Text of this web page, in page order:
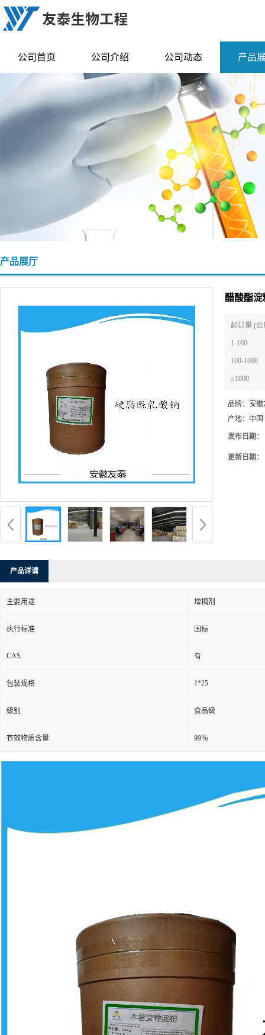
公司首页 公司介绍 公司动态 产品
产品展厅
醋酸酯
起订量 (公
1-100
100-1000
≥1000
品牌： 安徽
产地： 中国
发布日期：
更新日期：
产品详请
主要用途 增稠剂
执行标准 国标
CAS 有
包装规格 1*25
级别 食品级
有效物质含量 99％